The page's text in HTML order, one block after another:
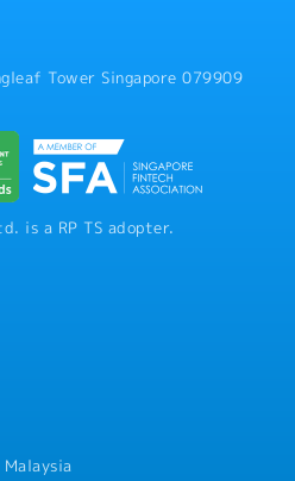
Tower Singapore 079909
is a RP TS adopter.
Malaysia